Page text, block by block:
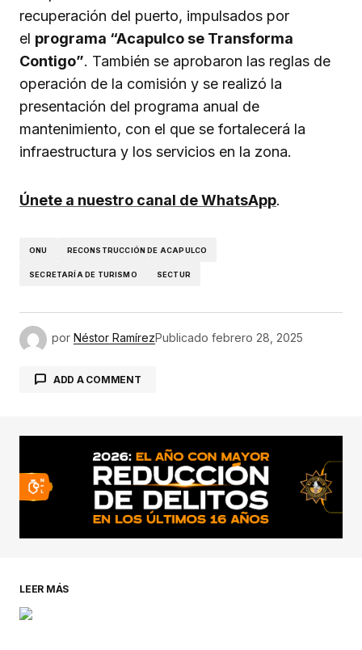
recuperación del puerto, impulsados por
el programa “Acapulco se Transforma
Contigo”. También se aprobaron las reglas de
operación de la comisión y se realizó la
presentación del programa anual de
mantenimiento, con el que se fortalecerá la
infraestructura y los servicios en la zona.
Únete a nuestro canal de WhatsApp.
ONU RECONSTRUCCIÓN DE ACAPULCO
SECRETARÍA DE TURISMO SECTUR
por Néstor RamírezPublicado febrero 28, 2025
ADD A COMMENT
conectado
LEER MÁS